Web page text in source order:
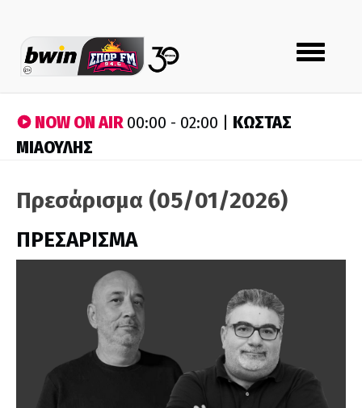
Toggle
navigation
NOW ON AIR00:00 - 02:00 | ΚΩΣΤΑΣ
ΜΙΑΟΥΛΗΣ
Πρεσάρισμα (05/01/2026)
ΠΡΕΣΑΡΙΣΜΑ